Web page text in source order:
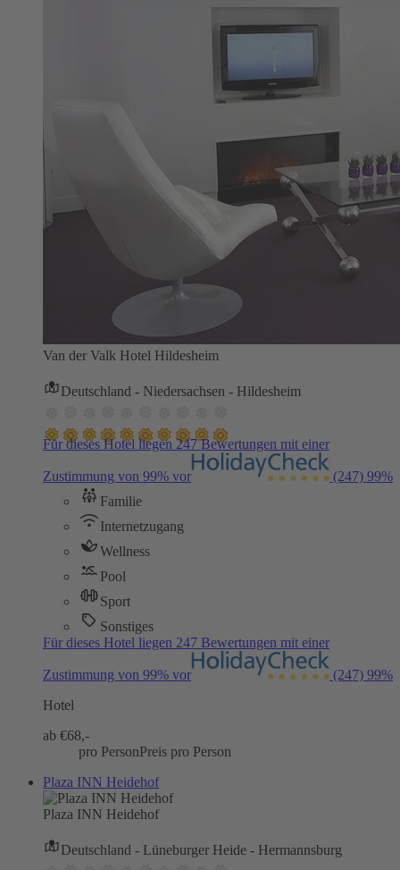
Van der Valk Hotel Hildesheim
Deutschland - Niedersachsen - Hildesheim
Für dieses Hotel liegen 247 Bewertungen mit einer
Zustimmung von 99% vor (247) 99%
Familie
Internetzugang
Wellness
Pool
Sport
Sonstiges
Für dieses Hotel liegen 247 Bewertungen mit einer
Zustimmung von 99% vor (247) 99%
Hotel
ab €68,-
pro PersonPreis pro Person
Plaza INN Heidehof
Plaza INN Heidehof
Deutschland - Lüneburger Heide - Hermannsburg